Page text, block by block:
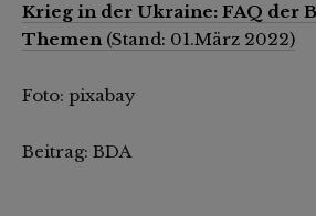
Krieg in der Ukraine: FAQ der
Themen(Stand: 01.März 2022)
Foto: pixabay
Beitrag: BDA